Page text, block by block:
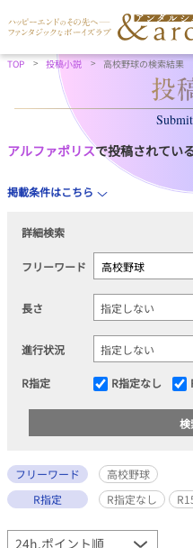
TOP 投稿小説 高校野球の検索結果
アルファポリスで投稿されてい
掲載条件はこちら
詳細検索
フリーワード
長さ
進行状況
R指定 R指定なし
フリーワード
高校野球
R指定
R指定なし